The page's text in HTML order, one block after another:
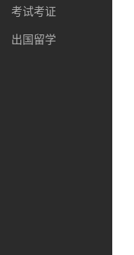
考试考证
出国留学